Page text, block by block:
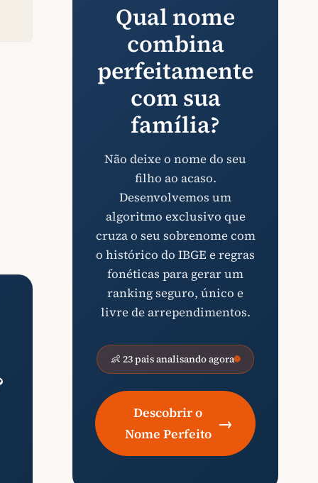
Qual nome
combina
perfeitamente
com sua
família?
Não deixe o nome do seu
filho ao acaso.
Desenvolvemos um
algoritmo exclusivo que
cruza o seu sobrenome com
o histórico do IBGE e regras
fonéticas para gerar um
ranking seguro, único e
livre de arrependimentos.
👶 23 pais analisando agora
Descobrir o
Nome Perfeito
→